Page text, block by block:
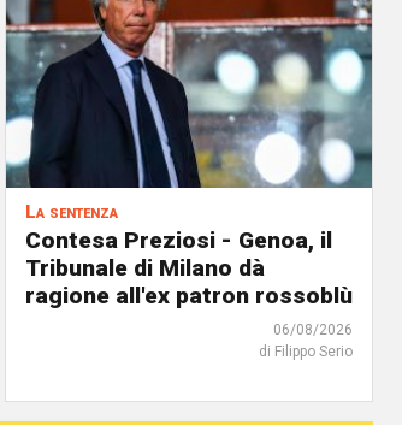
La sentenza
Contesa Preziosi - Genoa, il
Tribunale di Milano dà
ragione all'ex patron rossoblù
06/08/2026
di Filippo Serio